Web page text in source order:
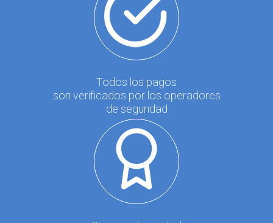
Todos los pagos
son verificados por los operadores
de seguridad